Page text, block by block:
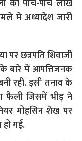
को पांच-पांच लाख
मे अध्यादेश जारी
पर छत्रपति शिवाजी
बारे में आपत्तिजनक
रही. इसी तनाव के
फैली जिसमें भीड़ ने
मोहसिन शेख पर
गई.